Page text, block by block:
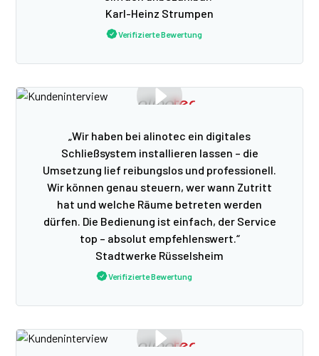
Karl-Heinz Strumpen
Verifizierte Bewertung
„Wir haben bei alinotec ein digitales
Schließsystem installieren lassen – die
Umsetzung lief reibungslos und professionell.
Wir können genau steuern, wer wann Zutritt
hat und welche Räume betreten werden
dürfen. Die Bedienung ist einfach, der Service
top – absolut empfehlenswert.“
Stadtwerke Rüsselsheim
Verifizierte Bewertung